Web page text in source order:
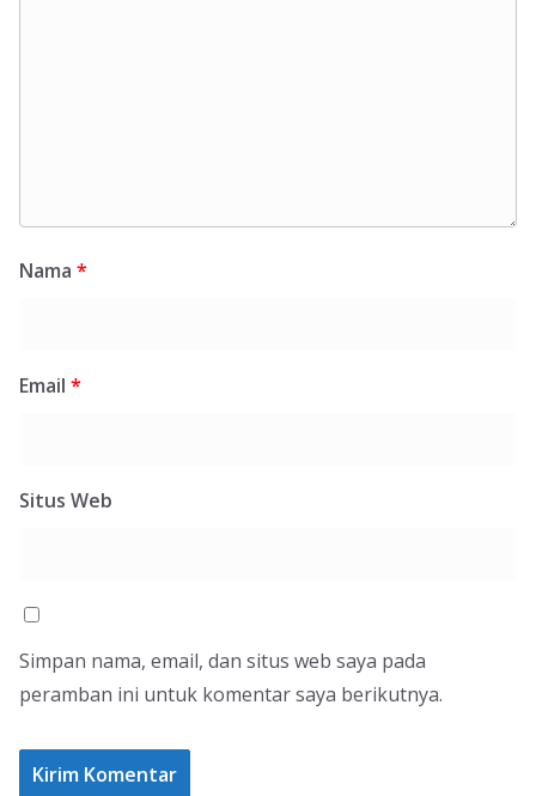
Nama *
Email *
Situs Web
Simpan nama, email, dan situs web saya pada
peramban ini untuk komentar saya berikutnya.